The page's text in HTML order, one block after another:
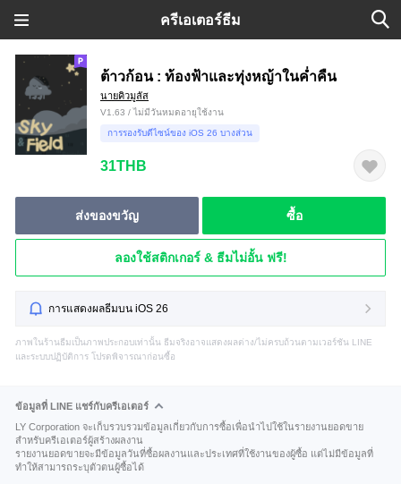
ครีเอเตอร์ธีม
ต้าวก้อน : ท้องฟ้าและทุ่งหญ้าในค่ำคืน
นายคิวมูลัส
V1.63 / ไม่มีวันหมดอายุใช้งาน
การรองรับดีไซน์ของ iOS 26 บางส่วน
31THB
ส่งของขวัญ ซื้อ
ลองใช้สติกเกอร์ & ธีมไม่อั้น ฟรี!
การแสดงผลธีมบน iOS 26
ภาพในร้านธีมเป็นภาพประกอบเท่านั้น ธีมจริงอาจแสดงผลต่าง/ไม่ครบถ้วนตามเวอร์ชัน LINE
และระบบปฏิบัติการ โปรดพิจารณาก่อนซื้อ
ข้อมูลที่ LINE แชร์กับครีเอเตอร์
LY Corporation จะเก็บรวบรวมข้อมูลเกี่ยวกับการซื้อเพื่อนำไปใช้ในรายงานยอดขาย
สำหรับครีเอเตอร์ผู้สร้างผลงาน
รายงานยอดขายจะมีข้อมูลวันที่ซื้อผลงานและประเทศที่ใช้งานของผู้ซื้อ แต่ไม่มีข้อมูลที่
ทำให้สามารถระบุตัวตนผู้ซื้อได้